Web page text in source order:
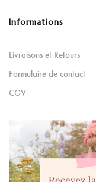
Informations
Livraisons et Retours
Formulaire de contact
CGV